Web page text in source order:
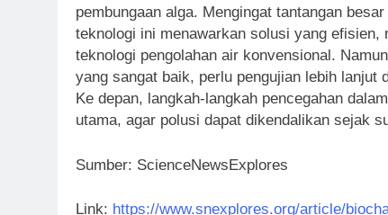
pembungaan alga. Mengingat tantangan
teknologi ini menawarkan solusi yang efisien,
teknologi pengolahan air konvensional.
yang sangat baik, perlu pengujian lebih
Ke depan, langkah-langkah pencegahan
utama, agar polusi dapat dikendalikan sejak
Sumber: ScienceNewsExplores
Link: https://www.snexplores.org/article/